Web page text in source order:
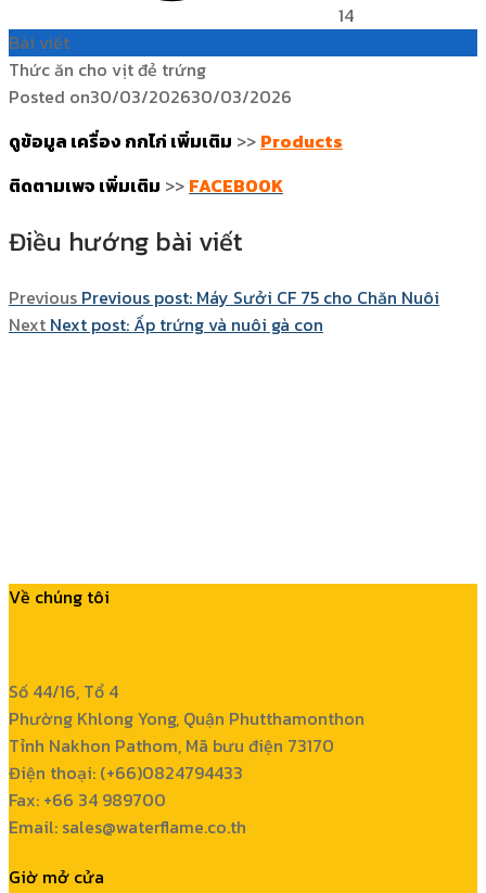
14
Bài viết
Thức ăn cho vịt đẻ trứng
Posted on30/03/202630/03/2026
ดูข้อมูล เครื่อง กกไก่ เพิ่มเติม >> Products
ติดตามเพจ เพิ่มเติม >> FACEBOOK
Điều hướng bài viết
Previous Previous post: Máy Sưởi CF 75 cho Chăn Nuôi
Next Next post:Ấp trứng và nuôi gà con
Về chúng tôi
Số 44/16, Tổ 4
Phường Khlong Yong, Quận Phutthamonthon
Tỉnh Nakhon Pathom, Mã bưu điện 73170
Điện thoại: (+66)0824794433
Fax: +66 34 989700
Email: sales@waterflame.co.th
Giờ mở cửa